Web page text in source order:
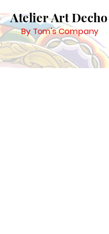
Atelier Art Decho
By Tom's Company